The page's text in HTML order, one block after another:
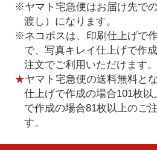
※ヤマト宅急便はお届け先で
渡し）になります。
※ネコポスは、印刷仕上げで
で、写真キレイ仕上げで作
注文でご利用いただけます。
★ヤマト宅急便の送料無料と
仕上げで作成の場合101枚
で作成の場合81枚以上のご
す。